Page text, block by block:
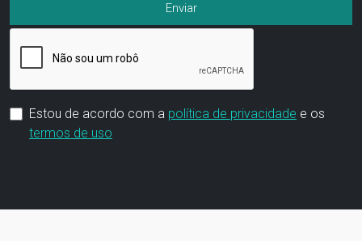
Estou de acordo com a política de privacidade e os
termos de uso